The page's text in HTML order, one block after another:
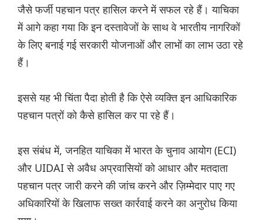
जैसे फर्जी पहचान पत्र हासिल करने में सफल रहे हैं। याचिका
में आगे कहा गया कि इन दस्तावेजों के साथ वे भारतीय नागरिकों
के लिए बनाई गई सरकारी योजनाओं और लाभों का लाभ उठा रहे
हैं।
इससे यह भी चिंता पैदा होती है कि ऐसे व्यक्ति इन आधिकारिक
पहचान पत्रों को कैसे हासिल कर पा रहे हैं।
इस संबंध में, जनहित याचिका में भारत के चुनाव आयोग (ECI)
और UIDAI से अवैध अप्रवासियों को आधार और मतदाता
पहचान पत्र जारी करने की जांच करने और ज़िम्मेदार पाए गए
अधिकारियों के खिलाफ सख्त कार्रवाई करने का अनुरोध किया